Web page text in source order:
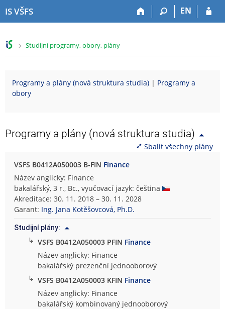
IS VŠFS EN
>
Studijní programy, obory, plány
Programy a plány (nová struktura studia) | Programy a
obory
Programy a plány (nová struktura studia)
Sbalit všechny plány
VSFS B0412A050003 B-FIN Finance
Název anglicky: Finance
bakalářský, 3 r., Bc., vyučovací jazyk: čeština
Akreditace: 30. 11. 2018 – 30. 11. 2028
Garant: Ing. Jana Kotěšovcová, Ph.D.
Studijní plány:
↳ VSFS B0412A050003 PFIN Finance
Název anglicky: Finance
bakalářský prezenční jednooborový
↳ VSFS B0412A050003 KFIN Finance
Název anglicky: Finance
bakalářský kombinovaný jednooborový